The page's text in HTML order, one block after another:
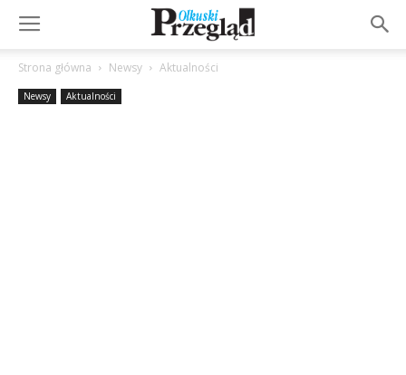
Strona główna Newsy Aktualności
Newsy Aktualności